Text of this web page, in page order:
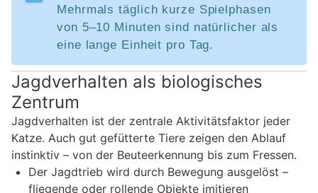
Mehrmals täglich kurze Spielphasen
von 5–10 Minuten sind natürlicher als
eine lange Einheit pro Tag.
Jagdverhalten als biologisches
Zentrum
Jagdverhalten ist der zentrale Aktivitätsfaktor jeder
Katze. Auch gut gefütterte Tiere zeigen den Ablauf
instinktiv – von der Beuteerkennung bis zum Fressen.
Der Jagdtrieb wird durch Bewegung ausgelöst –
fliegende oder rollende Objekte imitieren